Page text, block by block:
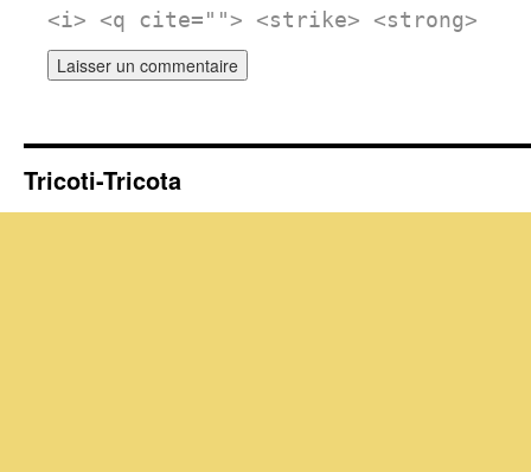
<i> <q cite=""> <strike> <strong>
Tricoti-Tricota